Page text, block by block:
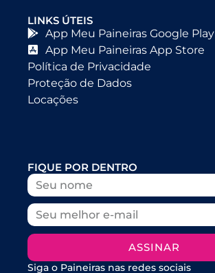
LINKS ÚTEIS
App Meu Paineiras Google Play
App Meu Paineiras App Store
Política de Privacidade
Proteção de Dados
Locações
FIQUE POR DENTRO
ASSINAR
Siga o Paineiras nas redes sociais